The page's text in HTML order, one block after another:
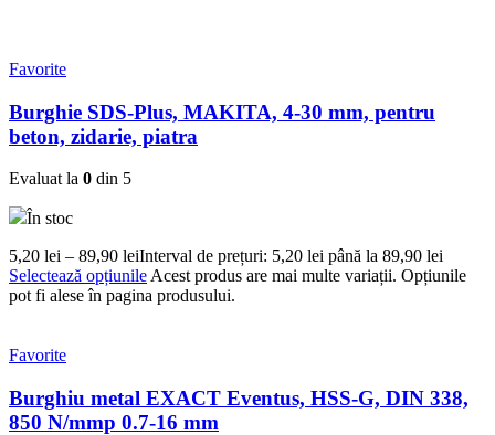
Favorite
Burghie SDS-Plus, MAKITA, 4-30 mm, pentru
beton, zidarie, piatra
Evaluat la 0 din 5
În stoc
5,20 lei – 89,90 leiInterval de prețuri: 5,20 lei până la 89,90 lei
Selectează opțiunile Acest produs are mai multe variații. Opțiunile
pot fi alese în pagina produsului.
Favorite
Burghiu metal EXACT Eventus, HSS-G, DIN 338,
850 N/mmp 0.7-16 mm